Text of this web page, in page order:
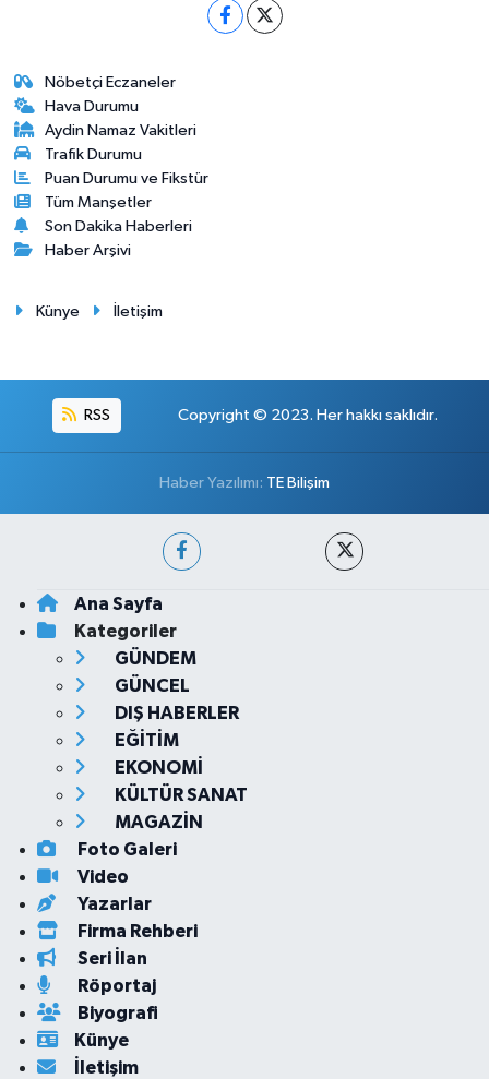
Nöbetçi Eczaneler
Hava Durumu
Aydin Namaz Vakitleri
Trafik Durumu
Puan Durumu ve Fikstür
Tüm Manşetler
Son Dakika Haberleri
Haber Arşivi
Künye İletişim
RSS Copyright © 2023. Her hakkı saklıdır.
Haber Yazılımı: TE Bilişim
Ana Sayfa
Kategoriler
GÜNDEM
GÜNCEL
DIŞ HABERLER
EĞİTİM
EKONOMİ
KÜLTÜR SANAT
MAGAZİN
Foto Galeri
Video
Yazarlar
Firma Rehberi
Seri İlan
Röportaj
Biyografi
Künye
İletişim